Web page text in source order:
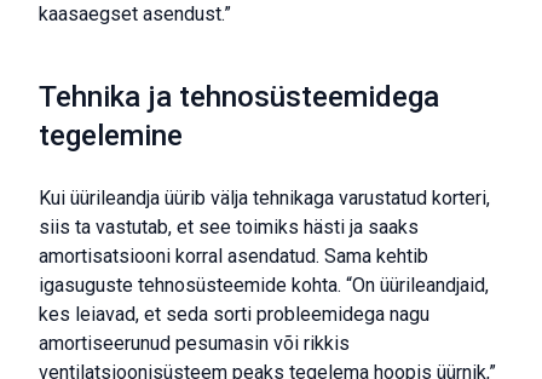
kaasaegset asendust.”
Tehnika ja tehnosüsteemidega
tegelemine
Kui üürileandja üürib välja tehnikaga varustatud korteri,
siis ta vastutab, et see toimiks hästi ja saaks
amortisatsiooni korral asendatud. Sama kehtib
igasuguste tehnosüsteemide kohta. “On üürileandjaid,
kes leiavad, et seda sorti probleemidega nagu
amortiseerunud pesumasin või rikkis
ventilatsioonisüsteem peaks tegelema hoopis üürnik,”